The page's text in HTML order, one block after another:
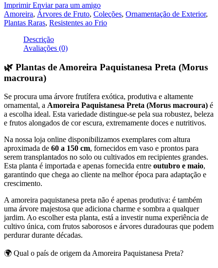
ImprimirEnviar para um amigo
Amoreira, Árvores de Fruto, Coleções, Ornamentação de Exterior,
Plantas Raras, Resistentes ao Frio
Descrição
Avaliações (0)
🌿 Plantas de Amoreira Paquistanesa Preta (Morus
macroura)
Se procura uma árvore frutífera exótica, produtiva e altamente
ornamental, a Amoreira Paquistanesa Preta (Morus macroura) é
a escolha ideal. Esta variedade distingue-se pela sua robustez, beleza
e frutos alongados de cor escura, extremamente doces e nutritivos.
Na nossa loja online disponibilizamos exemplares com altura
aproximada de 60 a 150 cm, fornecidos em vaso e prontos para
serem transplantados no solo ou cultivados em recipientes grandes.
Esta planta é importada e apenas fornecida entre outubro e maio,
garantindo que chega ao cliente na melhor época para adaptação e
crescimento.
A amoreira paquistanesa preta não é apenas produtiva: é também
uma árvore majestosa que adiciona charme e sombra a qualquer
jardim. Ao escolher esta planta, está a investir numa experiência de
cultivo única, com frutos saborosos e árvores duradouras que podem
perdurar durante décadas.
🌍 Qual o país de origem da Amoreira Paquistanesa Preta?